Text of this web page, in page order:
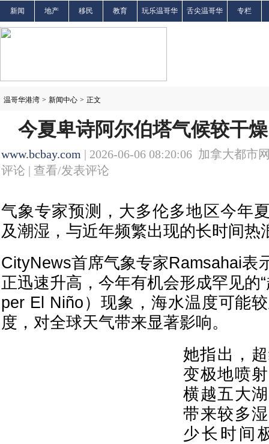
新闻 地产 移民 教育 玩乐温哥华 舌尖温哥华 专栏
温哥华港湾 > 新闻中心 > 正文
今夏卑诗阿尔伯塔气候较干
www.bcbay.com | 2026-06-06 08:20:06 加拿大都市
评论 | 查看/发表评论
气象专家预测，大多伦多地区今年
及潮湿，与近年频繁出现的长时间热
CityNews首席气象专家Ramsahai表
正迅速升高，今年有机会形成罕见的
per El Niño）现象，海水温度可能
度，对全球天气带来显著影响。
她指出，
变极地喷
横越五大
带来较多
少长时间